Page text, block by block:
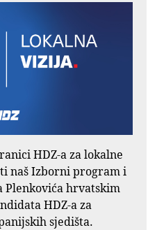
HDZ-a za lokalne
naš Izborni program i
Plenkovića hrvatskim
HDZ-a za
sjedišta.